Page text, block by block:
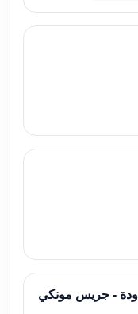
- جريس مونكي